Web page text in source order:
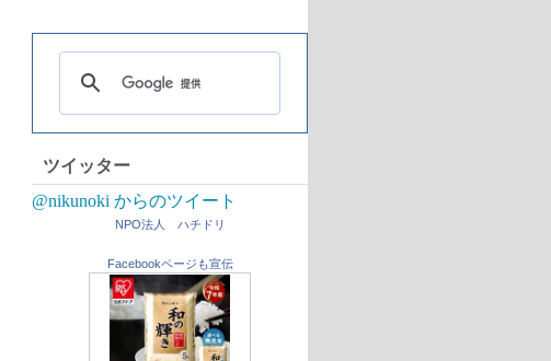
ツイッター
@nikunoki からのツイート
NPO法人 ハチドリ
Facebookページも宣伝